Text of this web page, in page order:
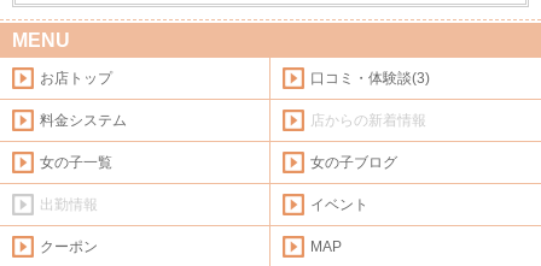
MENU
お店トップ 口コミ・体験談(3)
料金システム 店からの新着情報
女の子一覧 女の子ブログ
出勤情報 イベント
クーポン MAP